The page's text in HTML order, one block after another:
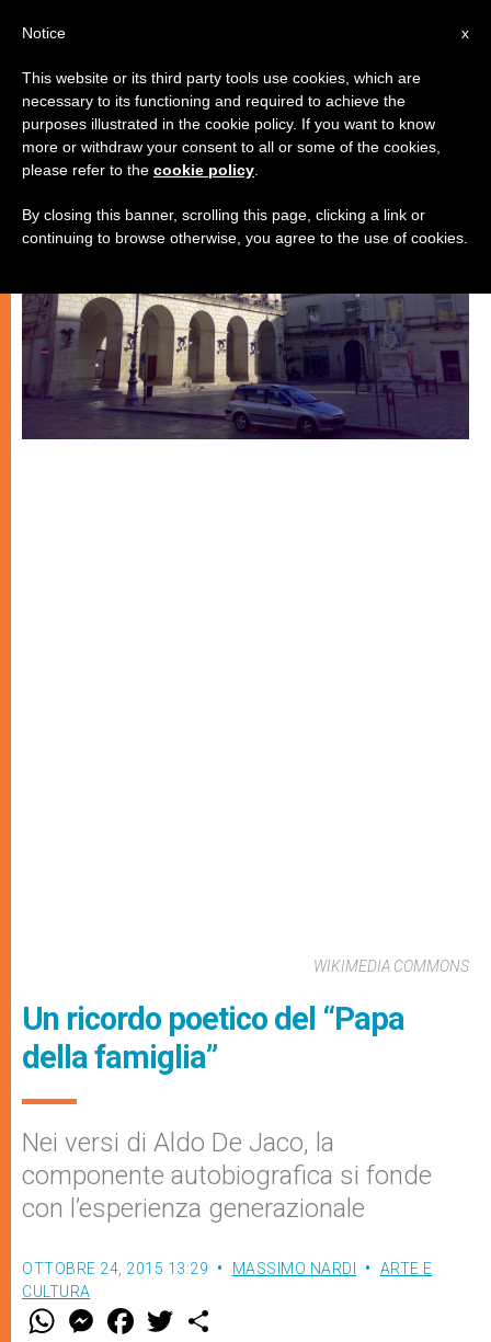
ARTE E CULTURA
WIKIMEDIA COMMONS
Un ricordo poetico del “Papa
della famiglia”
Nei versi di Aldo De Jaco, la
componente autobiografica si fonde
con l’esperienza generazionale
OTTOBRE 24, 2015 13:29 MASSIMO NARDI
ARTE E
CULTURA
W M
e
F
a w
x
Notice
This website or its third party tools use cookies, which are
necessary to its functioning and required to achieve the
purposes illustrated in the cookie policy. If you want to know
more or withdraw your consent to all or some of the cookies,
please refer to the cookie policy
By closing this banner, scrolling this page, clicking a link or
continuing to browse otherwise, you agree to the use of cookies.